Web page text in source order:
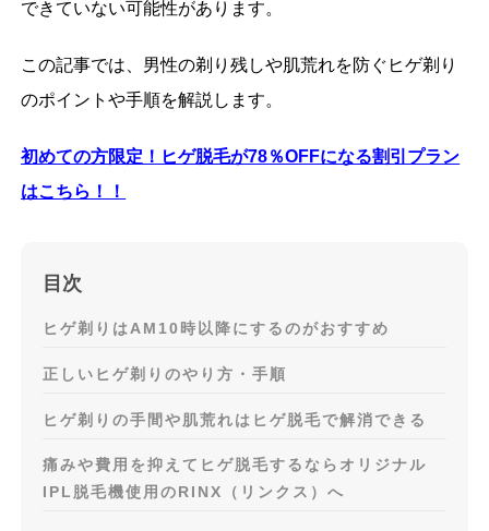
できていない可能性があります。
この記事では、男性の剃り残しや肌荒れを防ぐヒゲ剃り
のポイントや手順を解説します。
初めての方限定！ヒゲ脱毛が78％OFFになる割引プラン
はこちら！！
目次
ヒゲ剃りはAM10時以降にするのがおすすめ
正しいヒゲ剃りのやり方・手順
ヒゲ剃りの手間や肌荒れはヒゲ脱毛で解消できる
痛みや費用を抑えてヒゲ脱毛するならオリジナル
IPL脱毛機使用のRINX（リンクス）へ